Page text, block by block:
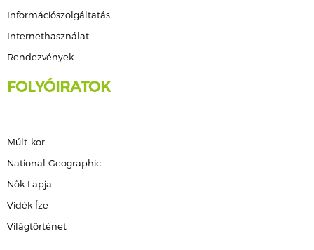
Információszolgáltatás
Internethasználat
Rendezvények
FOLYÓIRATOK
Múlt-kor
National Geographic
Nők Lapja
Vidék Íze
Világtörténet